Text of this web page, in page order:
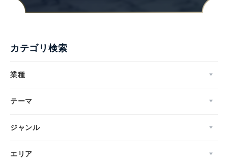
カテゴリ検索
業種
テーマ
ジャンル
エリア